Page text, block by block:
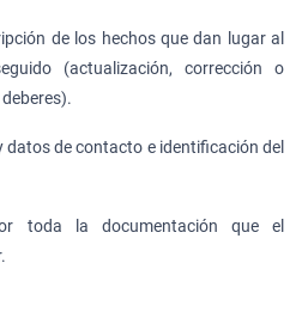
de los hechos que dan lugar al
(actualización, corrección o
datos de contacto e identificación del
toda la documentación que el